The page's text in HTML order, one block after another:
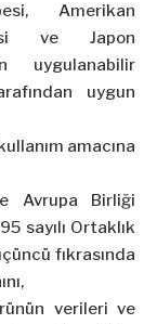
Amerikan
ve Japon
uygulanabilir
uygun
amacına
Avrupa Birliği
sayılı Ortaklık
fıkrasında
verileri ve